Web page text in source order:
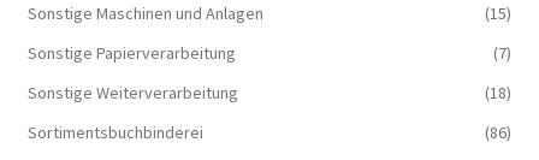
Sonstige Maschinen und Anlagen
(15)
Sonstige Papierverarbeitung
(7)
Sonstige Weiterverarbeitung
(18)
Sortimentsbuchbinderei
(86)